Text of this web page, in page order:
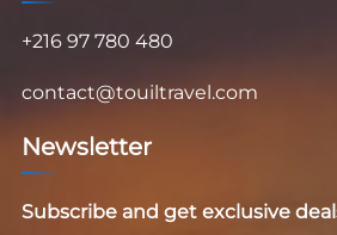
+216 97 780 480
contact@touiltravel.com
Newsletter
Subscribe and get exclusive